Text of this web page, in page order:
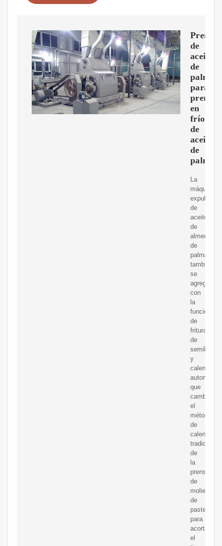
Prensa
de
aceite
de
para
en
frío
de
aceite
de
La
máquina
expulsora
de
aceite
de
almendra
de
palma
también
se
agrega
con
la
función
de
fritura
de
semillas
y
automático
que
cambia
el
método
de
tradicional
de
la
prensa
de
molienda
de
pasteles,
para
acortar
el